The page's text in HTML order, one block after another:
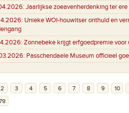
Jaarlijkse zoeavenherdenking ter
Unieke WOI-houwitser onthuld en
Zonnebeke krijgt erfgoedpremie voor
Passchendaele Museum officieel
2 3 4 5 6 7 8 9 10